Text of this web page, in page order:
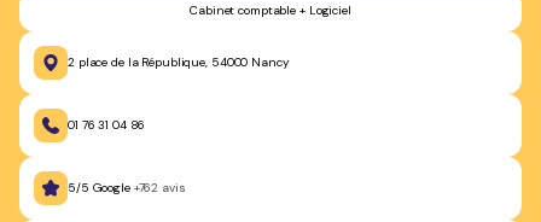
Cabinet comptable + Logiciel
2 place de la République, 54000 Nancy
01 76 31 04 86
5/5 Google +762 avis